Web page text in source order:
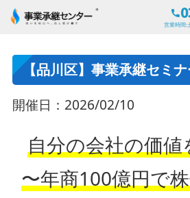
営業時間:
【品川区】事業承継セミナ
開催日：2026/02/10
自分の会社の価値
〜年商100億円で